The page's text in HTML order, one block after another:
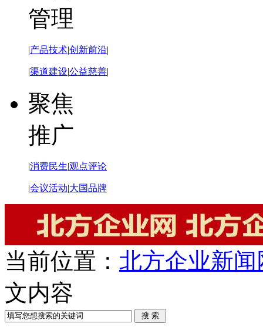
管理
|产品技术|创新前沿|
|渠道建设|公益慈善|
聚焦
推广
|消费民生|观点评论
|会议活动|大国品牌
当前位置： 北方企业新闻
文内容